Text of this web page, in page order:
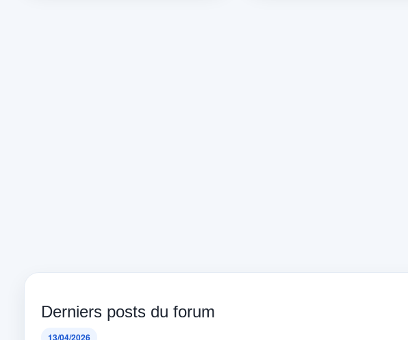
Derniers posts du forum
13/04/2026